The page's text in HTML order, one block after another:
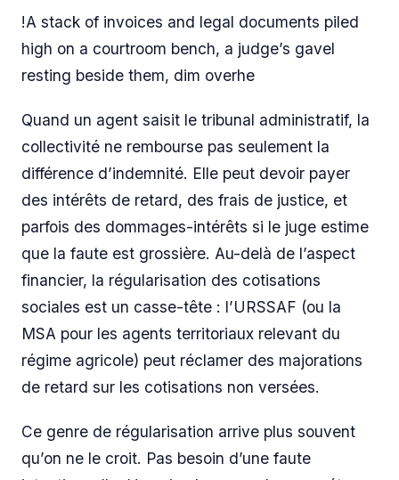
!A stack of invoices and legal documents piled
high on a courtroom bench, a judge’s gavel
resting beside them, dim overhe
Quand un agent saisit le tribunal administratif, la
collectivité ne rembourse pas seulement la
différence d’indemnité. Elle peut devoir payer
des intérêts de retard, des frais de justice, et
parfois des dommages-intérêts si le juge estime
que la faute est grossière. Au-delà de l’aspect
financier, la régularisation des cotisations
sociales est un casse-tête : l’URSSAF (ou la
MSA pour les agents territoriaux relevant du
régime agricole) peut réclamer des majorations
de retard sur les cotisations non versées.
Ce genre de régularisation arrive plus souvent
qu’on ne le croit. Pas besoin d’une faute